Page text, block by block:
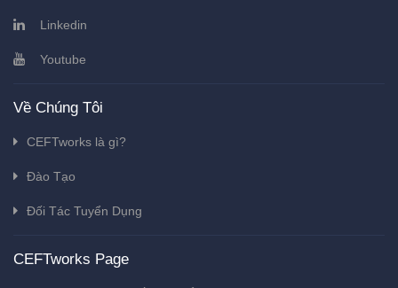
Linkedin
Youtube
Về Chúng Tôi
CEFTworks là gì?
Đào Tạo
Đối Tác Tuyển Dụng
CEFTworks Page